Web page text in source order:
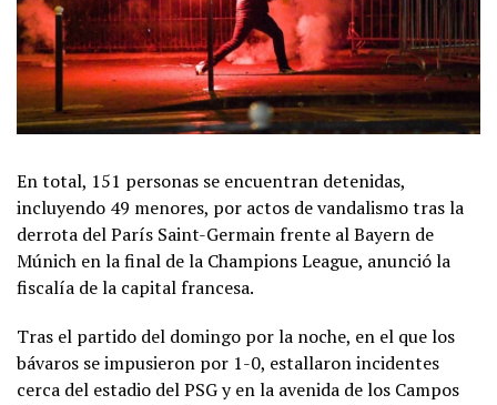
En total, 151 personas se encuentran detenidas,
incluyendo 49 menores, por actos de vandalismo tras la
derrota del París Saint-Germain frente al Bayern de
Múnich en la final de la Champions League, anunció la
fiscalía de la capital francesa.
Tras el partido del domingo por la noche, en el que los
bávaros se impusieron por 1-0, estallaron incidentes
cerca del estadio del PSG y en la avenida de los Campos